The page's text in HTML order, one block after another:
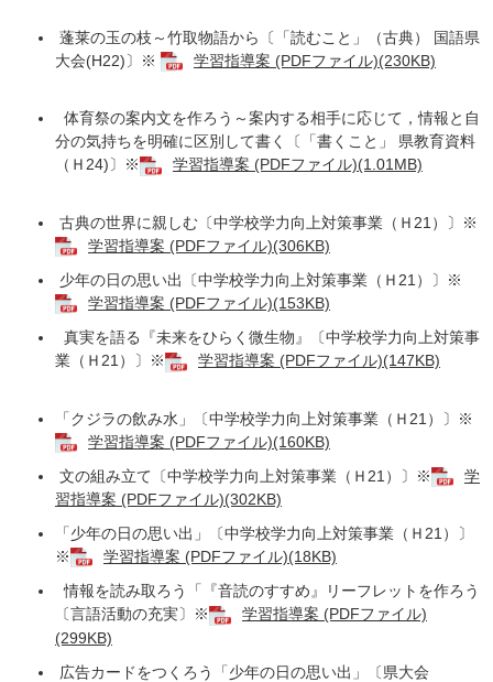
蓬莱の玉の枝～竹取物語から〔「読むこと」（古典） 国語県
大会(H22)〕※
学習指導案 (PDFファイル)(230KB)
体育祭の案内文を作ろう～案内する相手に応じて，情報と自
分の気持ちを明確に区別して書く〔「書くこと」 県教育資料
（Ｈ24)〕※
学習指導案 (PDFファイル)(1.01MB)
古典の世界に親しむ〔中学校学力向上対策事業（Ｈ21）〕※
学習指導案 (PDFファイル)(306KB)
少年の日の思い出〔中学校学力向上対策事業（Ｈ21）〕※
学習指導案 (PDFファイル)(153KB)
真実を語る『未来をひらく微生物』〔中学校学力向上対策事
業（Ｈ21）〕※
学習指導案 (PDFファイル)(147KB)
「クジラの飲み水」〔中学校学力向上対策事業（Ｈ21）〕※
学習指導案 (PDFファイル)(160KB)
文の組み立て〔中学校学力向上対策事業（Ｈ21）〕※
学
習指導案 (PDFファイル)(302KB)
「少年の日の思い出」〔中学校学力向上対策事業（Ｈ21）〕
※
学習指導案 (PDFファイル)(18KB)
情報を読み取ろう「『音読のすすめ』リーフレットを作ろう
〔言語活動の充実〕※
学習指導案 (PDFファイル)
(299KB)
広告カードをつくろう「少年の日の思い出」〔県大会